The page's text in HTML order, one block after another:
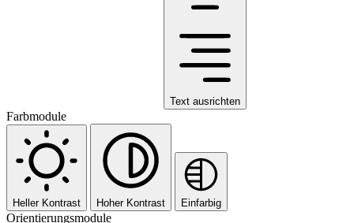
Text ausrichten
Farbmodule
Heller Kontrast Hoher Kontrast Einfarbig
Orientierungsmodule